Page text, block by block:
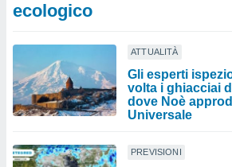
ecologico
ATTUALITÀ
Gli esperti
volta i ghiacciai
dove Noè
Universale
PREVISIONI